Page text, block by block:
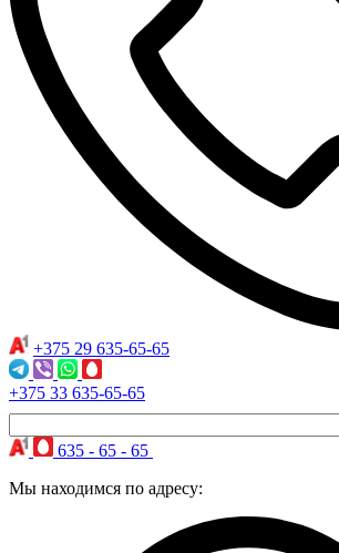
+375 29 635-65-65
+375 33 635-65-65
635 - 65 - 65
Мы находимся по адресу: